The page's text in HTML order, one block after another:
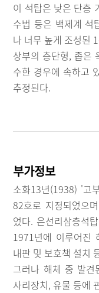
이 석탑은 낮은 단층
수법 등은 백제계 석
나 너무 높게 조성된
상부의 층단형, 좁은
수한 경우에 속하고
추정된다.
부가정보
소화13년(1938) '고
82호로 지정되었으
었다. 은선리삼층석
1971년에 이루어진
내판 및 보호책 설치
그러나 해체 중 발견
사리장치, 유물 등에